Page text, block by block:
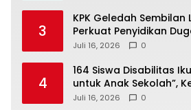
3
KPK Geledah Sembilan
Perkuat Penyidikan
Bupati Sukoharjo
Juli 16, 2026 0
4
164 Siswa Disabilitas
untuk Anak Sekolah”,
Bangsa dan
Juli 16, 2026 0